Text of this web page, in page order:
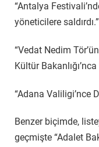
“Antalya
yöneticilere saldırdı.”
“Vedat Nedim
Kültür
“Adana Valiligi’nce
Benzer biçimde,
geçmişte “Adalet